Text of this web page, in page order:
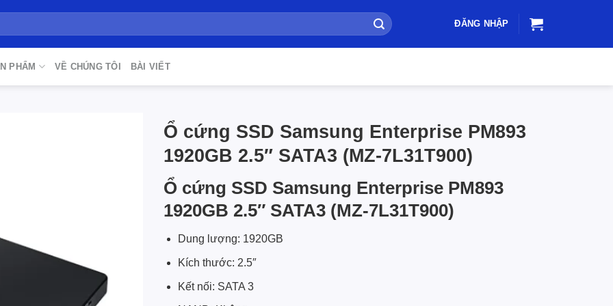
ĐĂNG NHẬP
PHẨM VỀ CHÚNG TÔI BÀI VIẾT
Ổ cứng SSD Samsung Enterprise PM893
1920GB 2.5″ SATA3 (MZ-7L31T900)
Ổ cứng SSD Samsung Enterprise PM893
1920GB 2.5″ SATA3 (MZ-7L31T900)
Dung lượng: 1920GB
Kích thước: 2.5″
Kết nối: SATA 3